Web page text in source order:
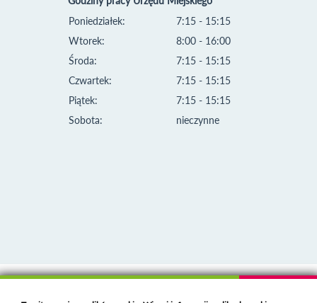
Poniedziałek:
Wtorek:
Środa:
Czwartek:
Piątek:
Sobota:
7:15 - 15:15
8:00 - 16:00
7:15 - 15:15
7:15 - 15:15
7:15 - 15:15
nieczynne